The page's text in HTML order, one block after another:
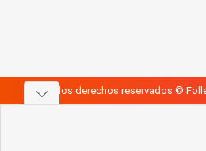
Todos los derechos reservados ©